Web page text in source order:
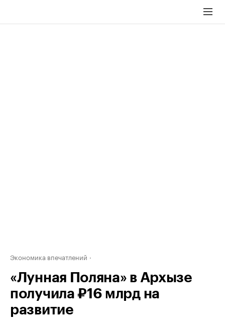
Экономика впечатлений
«Лунная Поляна» в Архызе
получила ₽16 млрд на
развитие